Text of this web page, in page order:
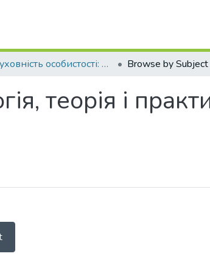
Духовність особистості: методологія, теорія і практика Том 1 № 2 (104) Browse by Subject
теорія і